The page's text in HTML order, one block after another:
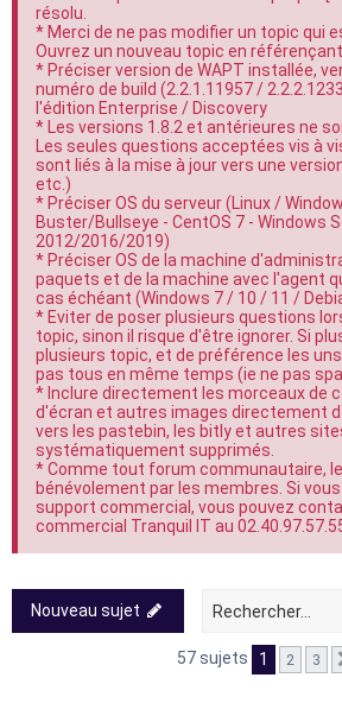
résolu.
* Merci de ne pas modifier un topic qui
Ouvrez un nouveau topic en
* Préciser version de WAPT installée,
numéro de build (2.2.1.11957 /
l'édition Enterprise / Discovery
* Les versions 1.8.2 et antérieures ne
Les seules questions acceptées vis à
sont liés à la mise à jour vers une
etc.)
* Préciser OS du serveur (Linux /
Buster/Bullseye - CentOS 7 - Windows
2012/2016/2019)
* Préciser OS de la machine
paquets et de la machine avec l'agent
cas échéant (Windows 7 / 10 / 11 /
* Eviter de poser plusieurs questions
topic, sinon il risque d'être ignorer. Si
plusieurs topic, et de préférence les
pas tous en même temps (ie ne pas
* Inclure directement les morceaux de
d'écran et autres images directement
vers les pastebin, les bitly et autres
systématiquement supprimés.
* Comme tout forum communautaire,
bénévolement par les membres. Si
support commercial, vous pouvez
commercial Tranquil IT au
Nouveau sujet
57 sujets 1 2 3